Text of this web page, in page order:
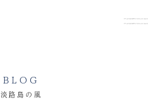
BLOG
淡路島の風